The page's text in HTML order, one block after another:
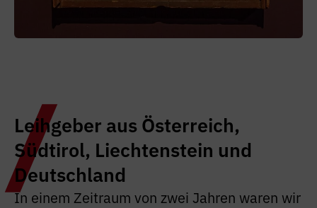
Leihgeber aus Österreich,
Südtirol, Liechtenstein und
Deutschland
In einem Zeitraum von zwei Jahren waren wir